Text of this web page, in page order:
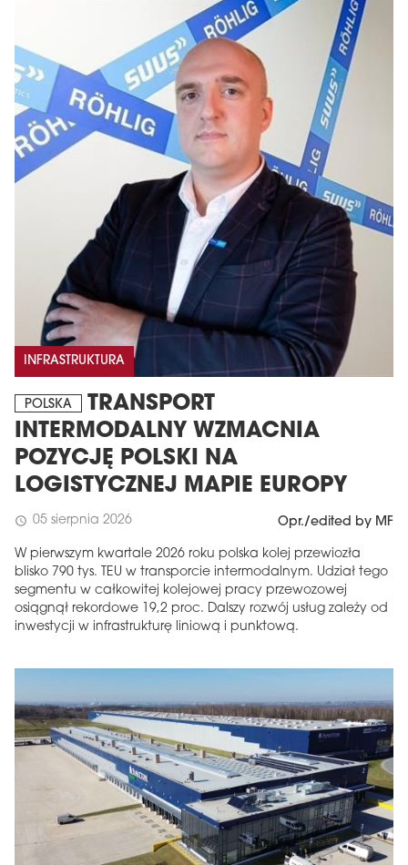
INFRASTRUKTURA
POLSKA
TRANSPORT
INTERMODALNY WZMACNIA
POZYCJĘ POLSKI NA
LOGISTYCZNEJ MAPIE EUROPY
schedule 05 sierpnia 2026 Opr./edited by MF
W pierwszym kwartale 2026 roku polska kolej przewiozła
blisko 790 tys. TEU w transporcie intermodalnym. Udział tego
segmentu w całkowitej kolejowej pracy przewozowej
osiągnął rekordowe 19,2 proc. Dalszy rozwój usług zależy od
inwestycji w infrastrukturę liniową i punktową.